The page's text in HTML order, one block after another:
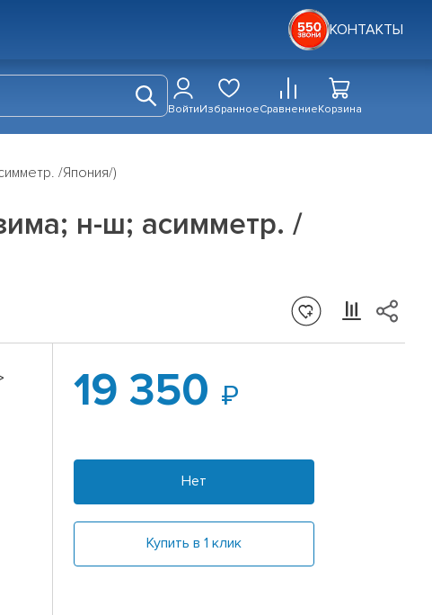
КОНТАКТЫ
ВойтиИзбранноеСравнениеКорзина
/Япония/)
н-ш; асимметр. /
19 350
Нет
Купить в 1 клик